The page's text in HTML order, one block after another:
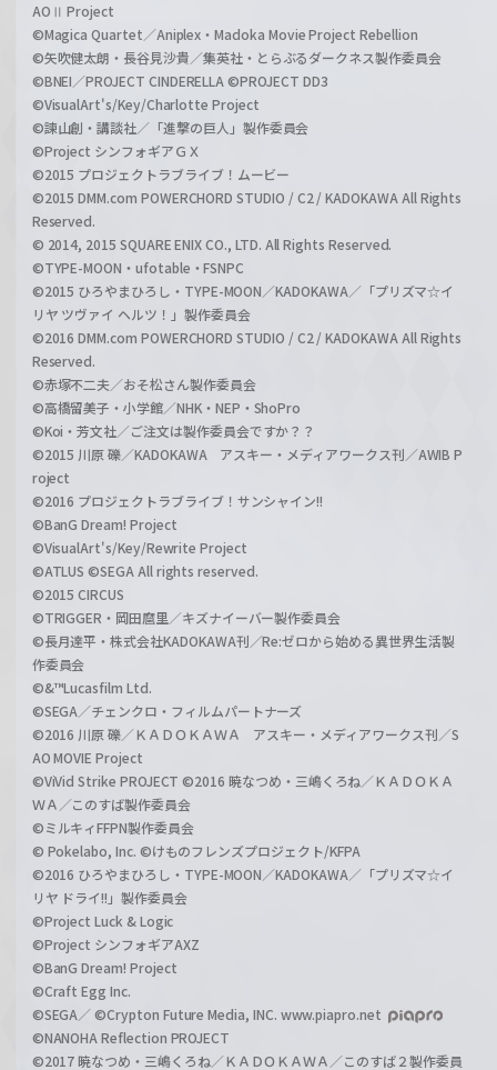
AOⅡ Project
©Magica Quartet／Aniplex・Madoka Movie Project Rebellion
©矢吹健太朗・長谷見沙貴／集英社・とらぶるダークネス製作委員会
©BNEI／PROJECT CINDERELLA ©PROJECT DD3
©VisualArt's/Key/Charlotte Project
©諫山創・講談社／「進撃の巨人」製作委員会
©Project シンフォギアＧＸ
©2015 プロジェクトラブライブ！ムービー
©2015 DMM.com POWERCHORD STUDIO / C2 / KADOKAWA All Rights
Reserved.
© 2014, 2015 SQUARE ENIX CO., LTD. All Rights Reserved.
©TYPE-MOON・ufotable・FSNPC
©2015 ひろやまひろし・TYPE-MOON／KADOKAWA／「プリズマ☆イ
リヤ ツヴァイ ヘルツ！」製作委員会
©2016 DMM.com POWERCHORD STUDIO / C2 / KADOKAWA All Rights
Reserved.
©赤塚不二夫／おそ松さん製作委員会
©高橋留美子・小学館／NHK・NEP・ShoPro
©Koi・芳文社／ご注文は製作委員会ですか？？
©2015 川原 礫／KADOKAWA アスキー・メディアワークス刊／AWIB P
roject
©2016 プロジェクトラブライブ！サンシャイン!!
©BanG Dream! Project
©VisualArt's/Key/Rewrite Project
©ATLUS ©SEGA All rights reserved.
©2015 CIRCUS
©TRIGGER・岡田麿里／キズナイーバー製作委員会
©長月達平・株式会社KADOKAWA刊／Re:ゼロから始める異世界生活製
作委員会
©&™Lucasfilm Ltd.
©SEGA／チェンクロ・フィルムパートナーズ
©2016 川原 礫／ＫＡＤＯＫＡＷＡ アスキー・メディアワークス刊／S
AO MOVIE Project
©ViVid Strike PROJECT ©2016 暁なつめ・三嶋くろね／ＫＡＤＯＫＡ
ＷＡ／このすば製作委員会
©ミルキィFFPN製作委員会
© Pokelabo, Inc. ©けものフレンズプロジェクト/KFPA
©2016 ひろやまひろし・TYPE-MOON／KADOKAWA／「プリズマ☆イ
リヤ ドライ!!」製作委員会
©Project Luck & Logic
©Project シンフォギアAXZ
©BanG Dream! Project
©Craft Egg Inc.
©SEGA／ ©Crypton Future Media, INC. www.piapro.net
©NANOHA Reflection PROJECT
©2017 暁なつめ・三嶋くろね／ＫＡＤＯＫＡＷＡ／このすば２製作委員